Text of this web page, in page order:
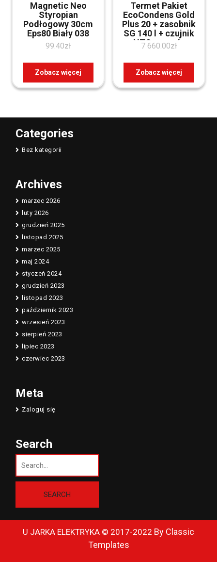
Magnetic Neo
Styropian
Podłogowy 30cm
Eps80 Biały 038
99.40zł
Zobacz więcej
Termet Pakiet
EcoCondens Gold
Plus 20 + zasobnik
SG 140 l + czujnik
NTC + zawór
trójdrożny +
regulator ST-292v3
+ czujnik
WKP460100000034
7 660.00zł
Zobacz więcej
Categories
Bez kategorii
Archives
marzec 2026
luty 2026
grudzień 2025
listopad 2025
marzec 2025
maj 2024
styczeń 2024
grudzień 2023
listopad 2023
październik 2023
wrzesień 2023
sierpień 2023
lipiec 2023
czerwiec 2023
Meta
Zaloguj się
Search
U JARKA ELEKTRYKA © 2017-2022 By Classic
Templates